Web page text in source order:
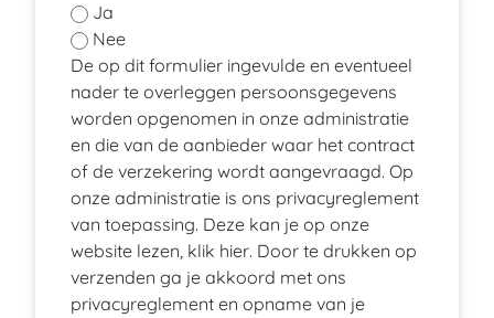
Ja
Nee
De op dit formulier ingevulde en eventueel
nader te overleggen persoonsgegevens
worden opgenomen in onze administratie
en die van de aanbieder waar het contract
of de verzekering wordt aangevraagd. Op
onze administratie is ons privacyreglement
van toepassing. Deze kan je op onze
website lezen, klik hier. Door te drukken op
verzenden ga je akkoord met ons
privacyreglement en opname van je